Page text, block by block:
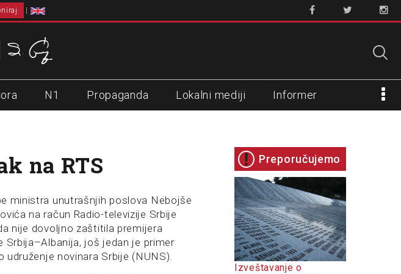
N1 Propaganda Lokalni mediji Informer
na RTS
ministra unutrašnjih poslova Nebojše
na račun Radio-televizije Srbije
nije dovoljno zaštitila premijera
još jedan je primer
novinara Srbije (NUNS).
Preporučujemo
Izveštavanje o